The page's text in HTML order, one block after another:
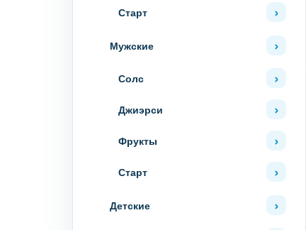
Старт
Мужские
Солс
Джиэрси
Фрукты
Старт
Детские